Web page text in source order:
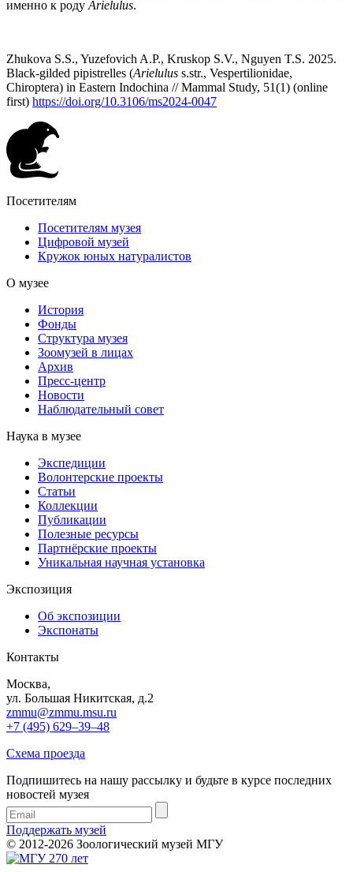
именно к роду Arielulus.
Zhukova S.S., Yuzefovich A.P., Kruskop S.V., Nguyen T.S. 2025.
Black-gilded pipistrelles (Arielulus s.str., Vespertilionidae,
Chiroptera) in Eastern Indochina // Mammal Study, 51(1) (online
first) https://doi.org/10.3106/ms2024-0047
Посетителям
Посетителям музея
Цифровой музей
Кружок юных натуралистов
О музее
История
Фонды
Структура музея
Зоомузей в лицах
Архив
Пресс-центр
Новости
Наблюдательный совет
Наука в музее
Экспедиции
Волонтерские проекты
Статьи
Коллекции
Публикации
Полезные ресурсы
Партнёрские проекты
Уникальная научная установка
Экспозиция
Об экспозиции
Экспонаты
Контакты
Москва,
ул. Большая Никитская, д.2
zmmu@zmmu.msu.ru
+7 (495) 629–39–48
Схема проезда
Подпишитесь на нашу рассылку и будьте в курсе последних
новостей музея
Поддержать музей
© 2012-2026 Зоологический музей МГУ